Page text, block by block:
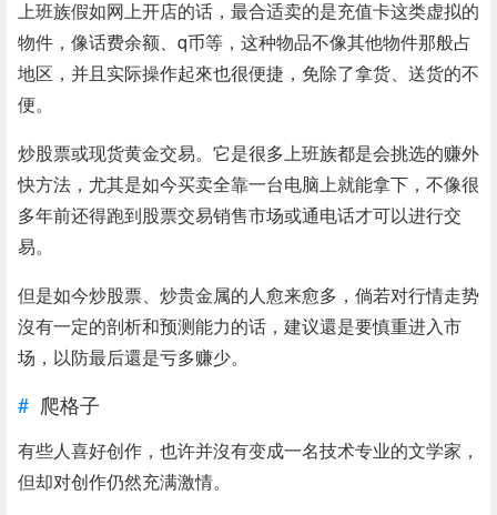
上班族假如网上开店的话，最合适卖的是充值卡这类虚拟的
物件，像话费余额、q币等，这种物品不像其他物件那般占
地区，并且实际操作起來也很便捷，免除了拿货、送货的不
便。
炒股票或现货黄金交易。它是很多上班族都是会挑选的赚外
快方法，尤其是如今买卖全靠一台电脑上就能拿下，不像很
多年前还得跑到股票交易销售市场或通电话才可以进行交
易。
但是如今炒股票、炒贵金属的人愈来愈多，倘若对行情走势
沒有一定的剖析和预测能力的话，建议還是要慎重进入市
场，以防最后還是亏多赚少。
爬格子
有些人喜好创作，也许并沒有变成一名技术专业的文学家，
但却对创作仍然充满激情。